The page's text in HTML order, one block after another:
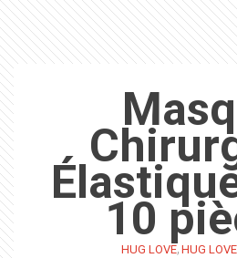
10
HUG LOVE, HUG